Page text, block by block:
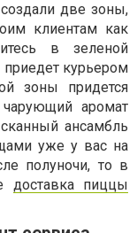
две зоны,
клиентам как
в зеленой
курьером
зоны придется
аромат
ансамбль
уже у вас на
полуночи, то в
доставка пиццы